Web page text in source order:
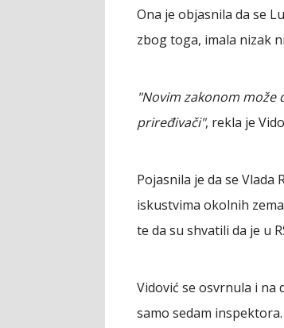
Ona je objasnila da se
zbog toga, imala nizak
"Novim zakonom može
priređivači", rekla je
Pojasnila je da se
iskustvima okolnih
te da su shvatili da je u
Vidović se osvrnula i na
samo sedam inspektora.